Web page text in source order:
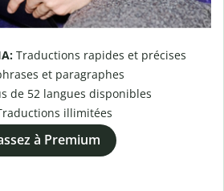
Traductions rapides et précises
et paragraphes
de 52 langues disponibles
illimitées
à Premium